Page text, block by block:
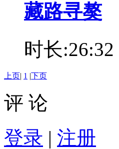
藏路寻獒
时长:26:32
上页| 1 |下页
评 论
登录 | 注册